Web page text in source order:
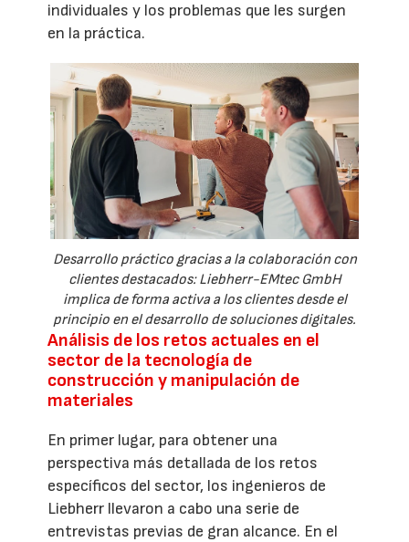
individuales y los problemas que les surgen
en la práctica.
Desarrollo práctico gracias a la colaboración con
clientes destacados: Liebherr-EMtec GmbH
implica de forma activa a los clientes desde el
principio en el desarrollo de soluciones digitales.
Análisis de los retos actuales en el
sector de la tecnología de
construcción y manipulación de
materiales
En primer lugar, para obtener una
perspectiva más detallada de los retos
específicos del sector, los ingenieros de
Liebherr llevaron a cabo una serie de
entrevistas previas de gran alcance. En el